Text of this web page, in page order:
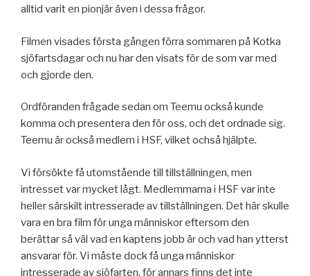
alltid varit en pionjär även i dessa frågor.
Filmen visades första gången förra sommaren på Kotka
sjöfartsdagar och nu har den visats för de som var med
och gjorde den.
Ordföranden frågade sedan om Teemu också kunde
komma och presentera den för oss, och det ordnade sig.
Teemu är också medlem i HSF, vilket ochså hjälpte.
Vi försökte få utomstående till tillställningen, men
intresset var mycket lågt. Medlemmarna i HSF var inte
heller särskilt intresserade av tillställningen. Det här skulle
vara en bra film för unga människor eftersom den
berättar så väl vad en kaptens jobb är och vad han ytterst
ansvarar för. Vi måste dock få unga människor
intresserade av sjöfarten, för annars finns det inte